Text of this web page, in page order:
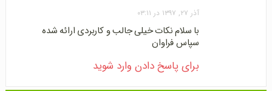
آذر ۲۷, ۱۳۹۷ در ۰۳:۱۱
با سلام نکات خیلی جالب و کاربردی ارائه شده
سپاس فراوان
برای پاسخ دادن وارد شوید